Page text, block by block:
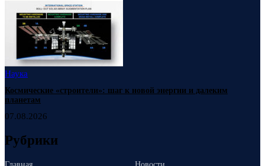
Наука
Космические «строители»: шаг к новой энергии и далеким
планетам
07.08.2026
Рубрики